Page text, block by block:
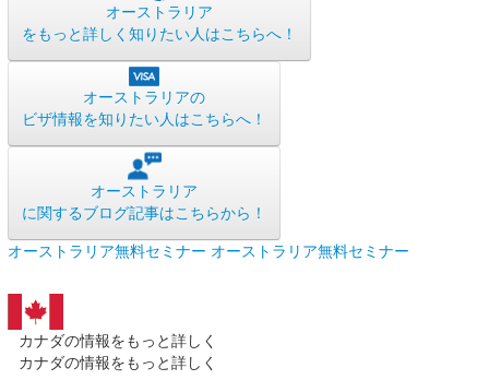
オーストラリア
をもっと詳しく知りたい人はこちらへ！
オーストラリアの
ビザ情報を知りたい人はこちらへ！
オーストラリア
に関するブログ記事はこちらから！
オーストラリア無料セミナー オーストラリア無料セミナー
カナダの情報をもっと詳しく
カナダの情報をもっと詳しく